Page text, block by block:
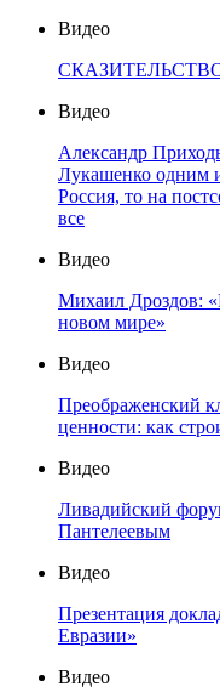
Видео
СКАЗИТЕЛЬСТВО
Видео
Александр
Лукашенко одним
Россия, то на
все
Видео
Михаил Дроздов:
новом мире»
Видео
Преображенский
ценности: как
Видео
Ливадийский
Пантелеевым
Видео
Презентация
Евразии»
Видео